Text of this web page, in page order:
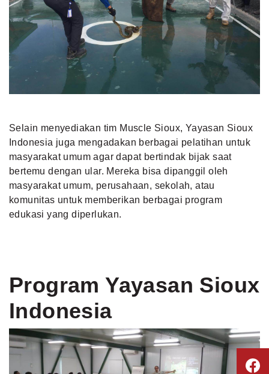
Selain menyediakan tim Muscle Sioux, Yayasan Sioux
Indonesia juga mengadakan berbagai pelatihan untuk
masyarakat umum agar dapat bertindak bijak saat
bertemu dengan ular. Mereka bisa dipanggil oleh
masyarakat umum, perusahaan, sekolah, atau
komunitas untuk memberikan berbagai program
edukasi yang diperlukan.
Program Yayasan Sioux
Indonesia